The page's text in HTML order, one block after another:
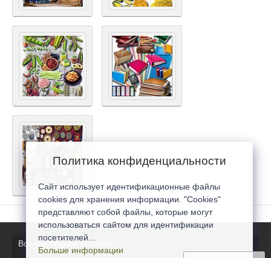
Все последние новости
Политика конфиденциальности
Сайт использует идентификационные файлы
cookies для хранения информации. "Cookies"
представляют собой файлы, которые могут
использоваться сайтом для идентификации
посетителей...
Больше информации